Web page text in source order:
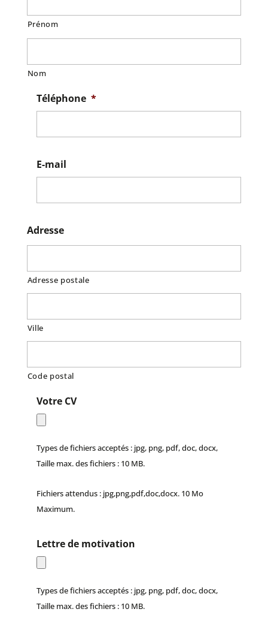
Prénom
Nom
Téléphone *
E-mail
Adresse
Adresse postale
Ville
Code postal
Votre CV
Types de fichiers acceptés : jpg, png, pdf, doc, docx,
Taille max. des fichiers : 10 MB.
Fichiers attendus : jpg,png,pdf,doc,docx. 10 Mo
Maximum.
Lettre de motivation
Types de fichiers acceptés : jpg, png, pdf, doc, docx,
Taille max. des fichiers : 10 MB.